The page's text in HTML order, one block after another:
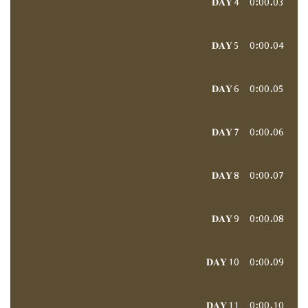
04.
𝐃𝐀𝐘 5 0:00
05.
𝐃𝐀𝐘 6 0:00
06.
𝐃𝐀𝐘 7 0:00
07.
𝐃𝐀𝐘 8 0:00
08.
𝐃𝐀𝐘 9 0:00
09.
𝐃𝐀𝐘 10 0:00
10.
𝐃𝐀𝐘 11 0:00